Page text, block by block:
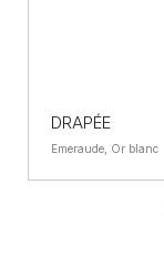
DRAPÉE
Emeraude, Or blanc